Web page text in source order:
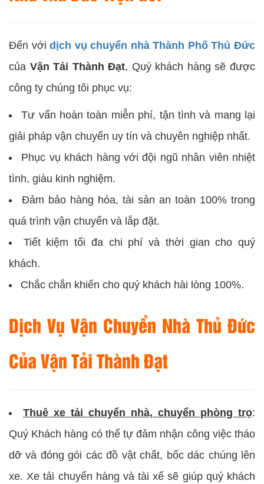
Đến vớidịch vụ chuyển nhà Thành Phố Thủ Đức
của Vận Tải Thành Đạt, Quý khách hàng sẽ được
công ty chúng tôi phục vụ:
Tư vấn hoàn toàn miễn phí, tận tình và mang lại
giải pháp vận chuyển uy tín và chuyên nghiệp nhất.
Phục vụ khách hàng với đội ngũ nhân viên nhiệt
tình, giàu kinh nghiệm.
Đảm bảo hàng hóa, tài sản an toàn 100% trong
quá trình vận chuyển và lắp đặt.
Tiết kiệm tối đa chi phí và thời gian cho quý
khách.
Chắc chắn khiến cho quý khách hài lòng 100%.
Dịch Vụ Vận Chuyển Nhà Thủ Đức
CủaVận Tải Thành Đạt
Thuê xe tải chuyển nhà, chuyển phòng trọ:
Quý Khách hàng có thể tự đảm nhận công việc tháo
dỡ và đóng gói các đồ vật chất, bốc dác chúng lên
xe. Xe tải chuyển hàng và tài xế sẽ giúp quý khách